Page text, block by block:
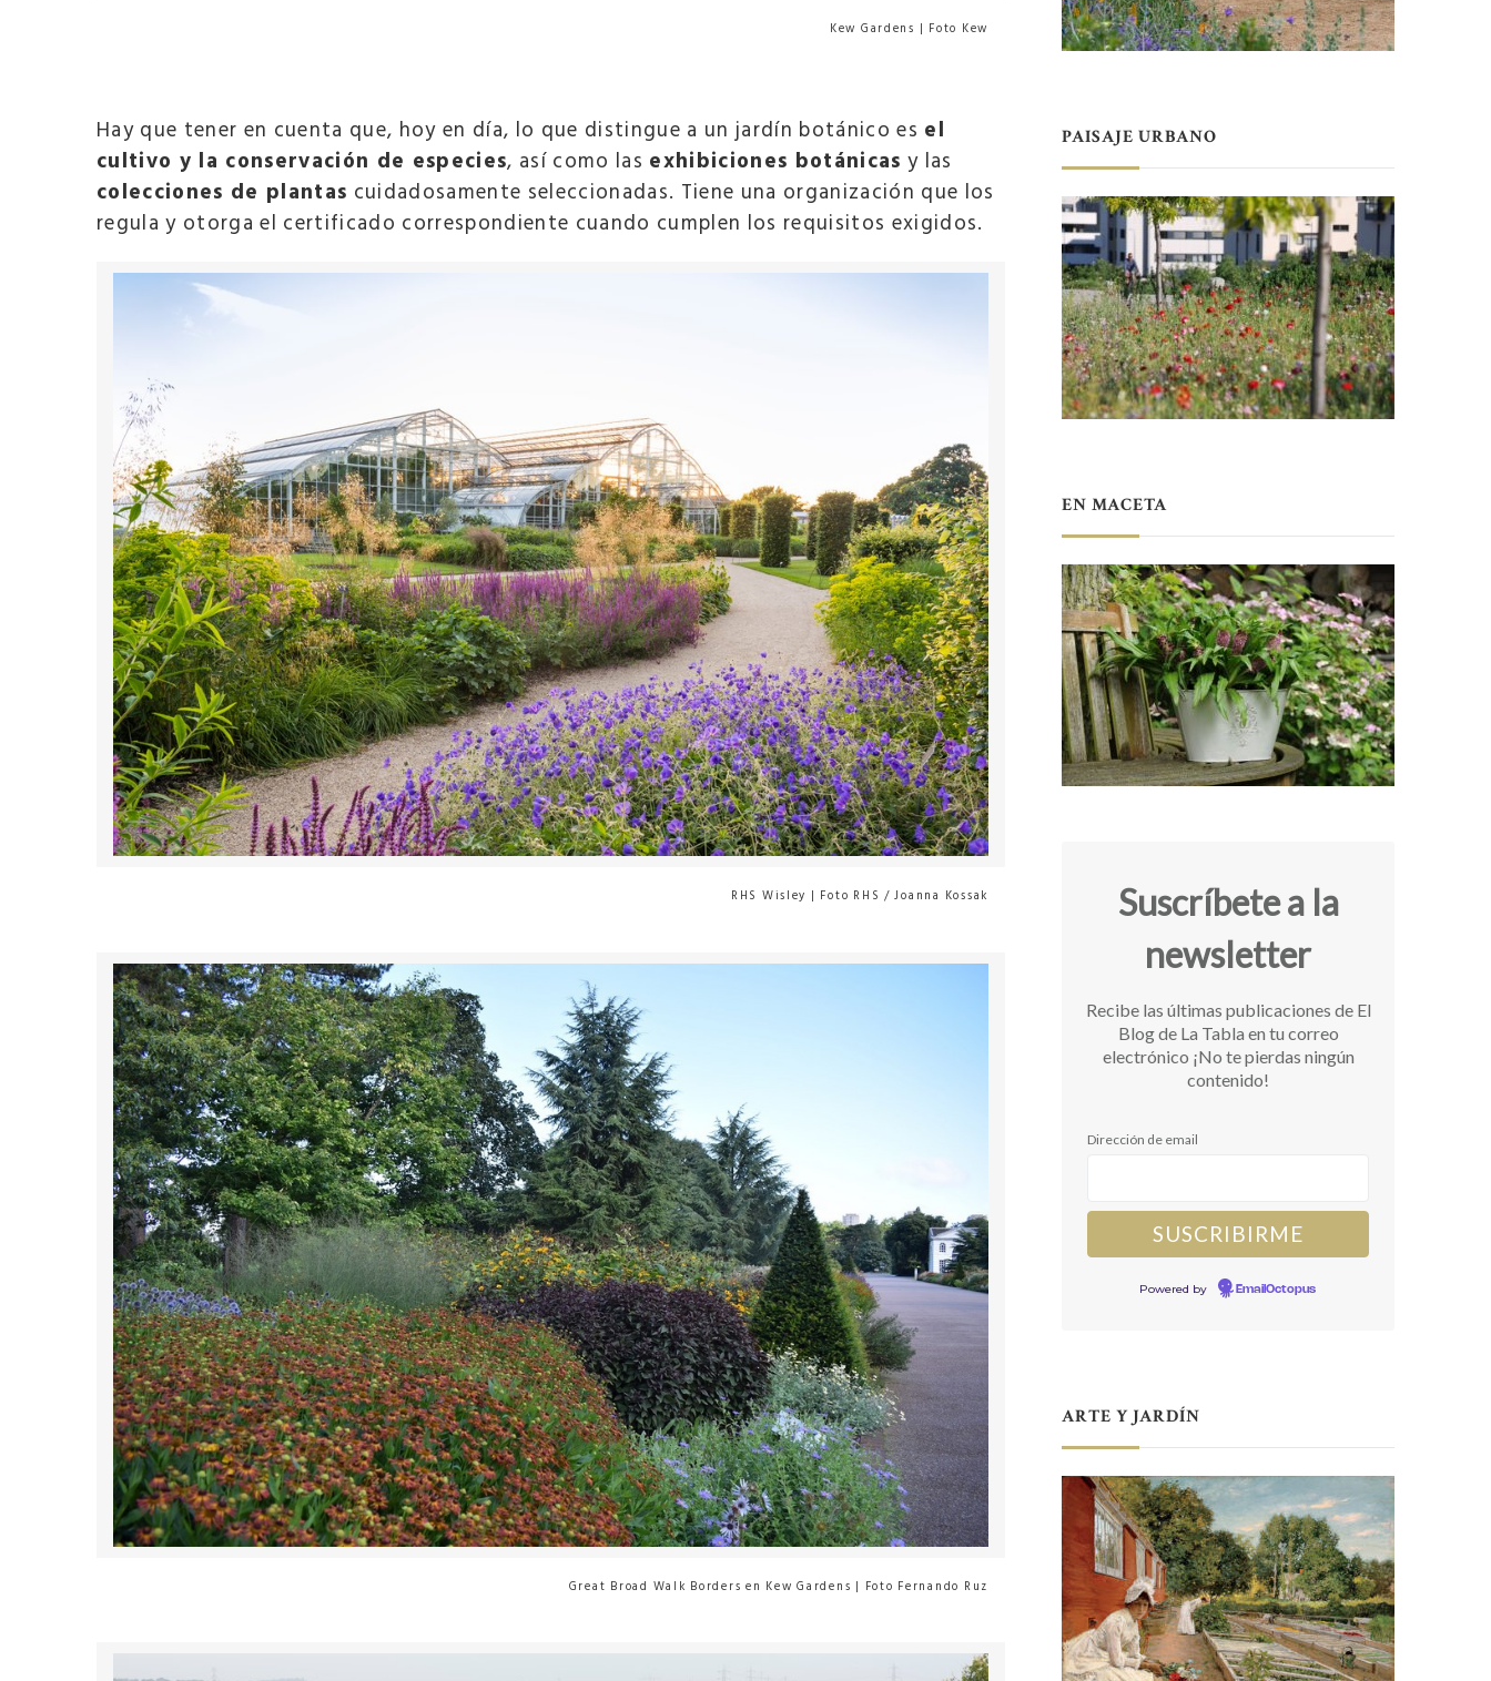
Kew Gardens | Foto Kew
Hay que tener en cuenta que, hoy en día, lo que distingue a un jardín botánico es el
cultivo y la conservación de especies, así como las exhibiciones botánicas y las
colecciones de plantas cuidadosamente seleccionadas. Tiene una organización que los
regula y otorga el certificado correspondiente cuando cumplen los requisitos exigidos.
RHS Wisley | Foto RHS / Joanna Kossak
Great Broad Walk Borders en Kew Gardens | Foto Fernando Ruz
PAISAJE URBANO
EN MACETA
Suscríbete a la
newsletter
Recibe las últimas publicaciones de El
Blog de La Tabla en tu correo
electrónico ¡No te pierdas ningún
contenido!
Dirección de email
Powered by EmailOctopus
ARTE Y JARDÍN